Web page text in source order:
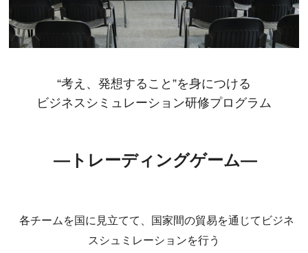
“考え、発想すること”を身につける
ビジネスシミュレーション研修プログラム
―トレーディングゲーム―
各チームを国に見立てて、国家間の貿易を通じてビジネ
スシュミレーションを行う